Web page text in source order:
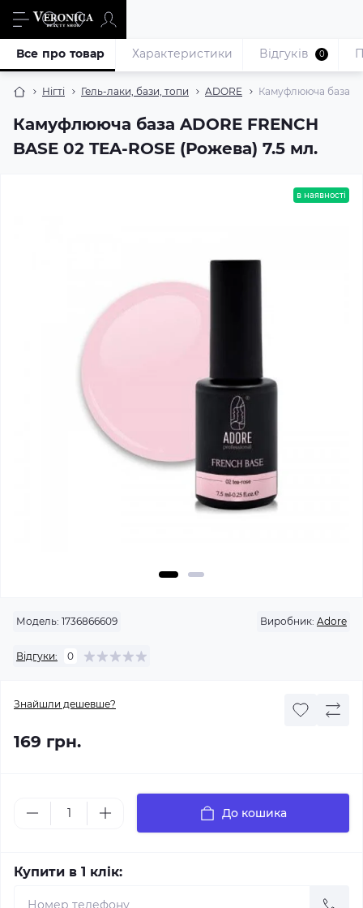
Нігті Гель-лаки, бази, топи ADORE Камуфлююча база
Камуфлююча база ADORE FRENCH
BASE 02 TEA-ROSE (Рожева) 7.5 мл.
Все про товар Характеристики Відгуків 0
в наявності
Модель: 1736866609 Виробник: Adore
Відгуки: 0
Знайшли дешевше?
169 грн.
До кошика
Купити в 1 клік: